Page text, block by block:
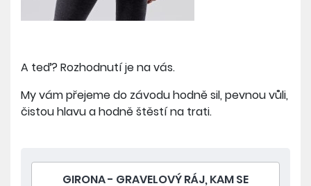
GIRONA - GRAVELOVÝ RÁJ, KAM SE
A teď? Rozhodnutí je na vás.
My vám přejeme do závodu hodně sil, pevnou vůli,
čistou hlavu a hodně štěstí na trati.